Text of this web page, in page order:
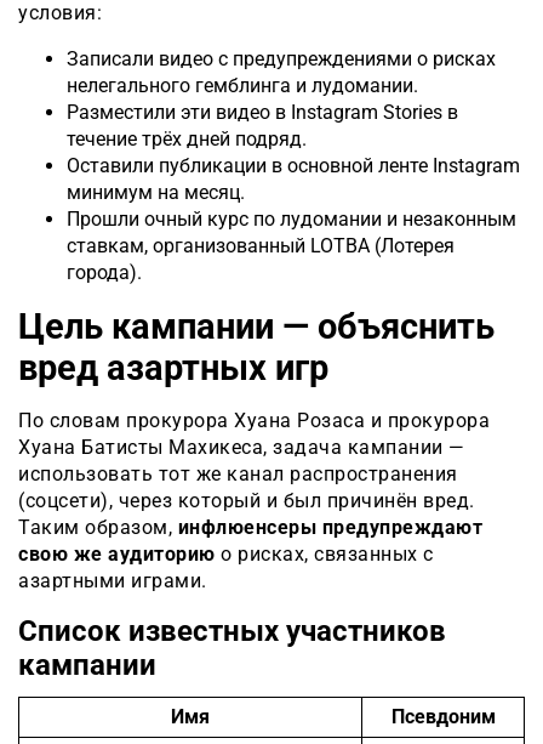
условия:
Записали видео с предупреждениями о рисках
нелегального гемблинга и лудомании.
Разместили эти видео в Instagram Stories в
течение трёх дней подряд.
Оставили публикации в основной ленте Instagram
минимум на месяц.
Прошли очный курс по лудомании и незаконным
ставкам, организованный LOTBA (Лотерея
города).
Цель кампании — объяснить
вред азартных игр
По словам прокурора Хуана Розаса и прокурора
Хуана Батисты Махикеса, задача кампании —
использовать тот же канал распространения
(соцсети), через который и был причинён вред.
Таким образом, инфлюенсеры предупреждают
свою же аудиторию о рисках, связанных с
азартными играми.
Список известных участников
кампании
Имя
Псевдоним